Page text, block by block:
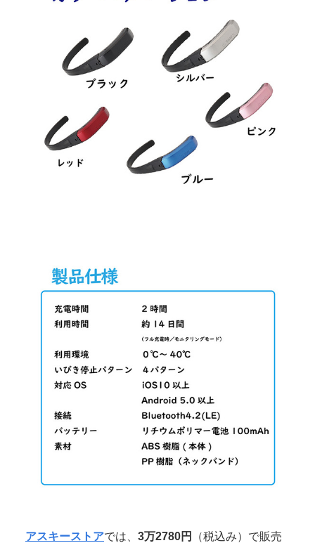
アスキーストアでは、 3万2780円
（税込み）で販売